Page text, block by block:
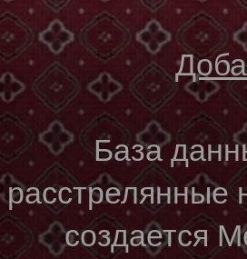
База
расстрелянные
создается